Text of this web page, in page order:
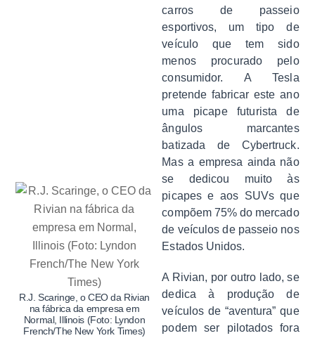
R.J. Scaringe, o CEO da Rivian
na fábrica da empresa em
Normal, Illinois (Foto: Lyndon
French/The New York Times)
carros de passeio
esportivos, um tipo de
veículo que tem sido
menos procurado pelo
consumidor. A Tesla
pretende fabricar este ano
uma picape futurista de
ângulos marcantes
batizada de Cybertruck.
Mas a empresa ainda não
se dedicou muito às
picapes e aos SUVs que
compõem 75% do mercado
de veículos de passeio nos
Estados Unidos.
A Rivian, por outro lado, se
dedica à produção de
veículos de “aventura” que
podem ser pilotados fora